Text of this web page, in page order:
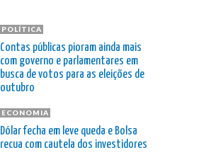
POLÍTICA
Contas públicas pioram ainda mais
com governo e parlamentares em
busca de votos para as eleições de
outubro
ECONOMIA
Dólar fecha em leve queda e Bolsa
recua com cautela dos investidores